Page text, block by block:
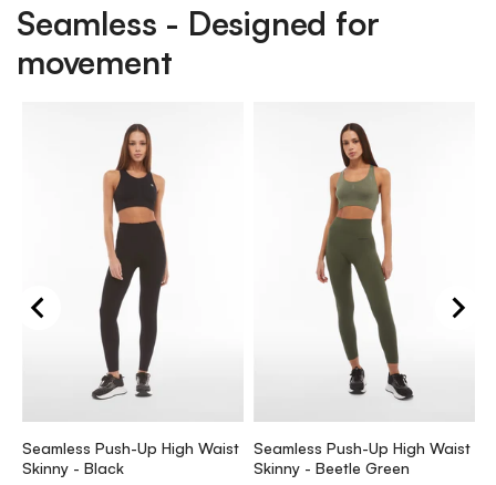
Seamless - Designed for
movement
Seamless Push-Up High Waist
Skinny - Black
Seamless Push-Up High Waist
Skinny - Beetle Green